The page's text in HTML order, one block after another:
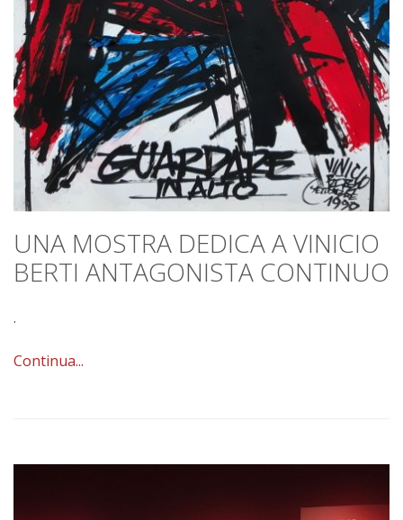
UNA MOSTRA DEDICA A VINICIO
BERTI ANTAGONISTA CONTINUO
.
Continua...